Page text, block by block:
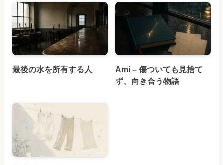
最後の水を所有する人
Ami – 傷ついても見捨て
ず、向き合う物語